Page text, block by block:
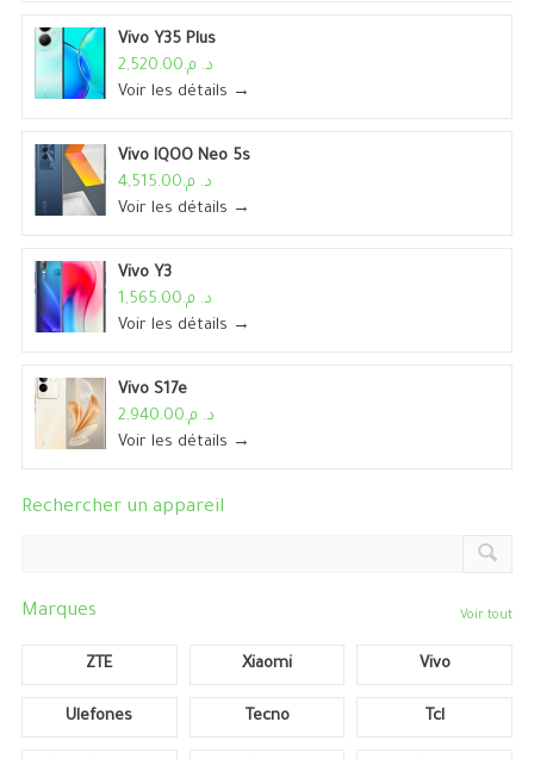
Vivo Y35 Plus
د. م.2,520.00
Voir les détails →
Vivo IQOO Neo 5s
د. م.4,515.00
Voir les détails →
Vivo Y3
د. م.1,565.00
Voir les détails →
Vivo S17e
د. م.2,940.00
Voir les détails →
Rechercher un appareil
Marques Voir tout
ZTE Xiaomi Vivo
Ulefones Tecno Tcl